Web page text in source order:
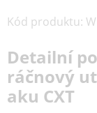
Kód produktu:
Detailní
ráčnový
aku CXT